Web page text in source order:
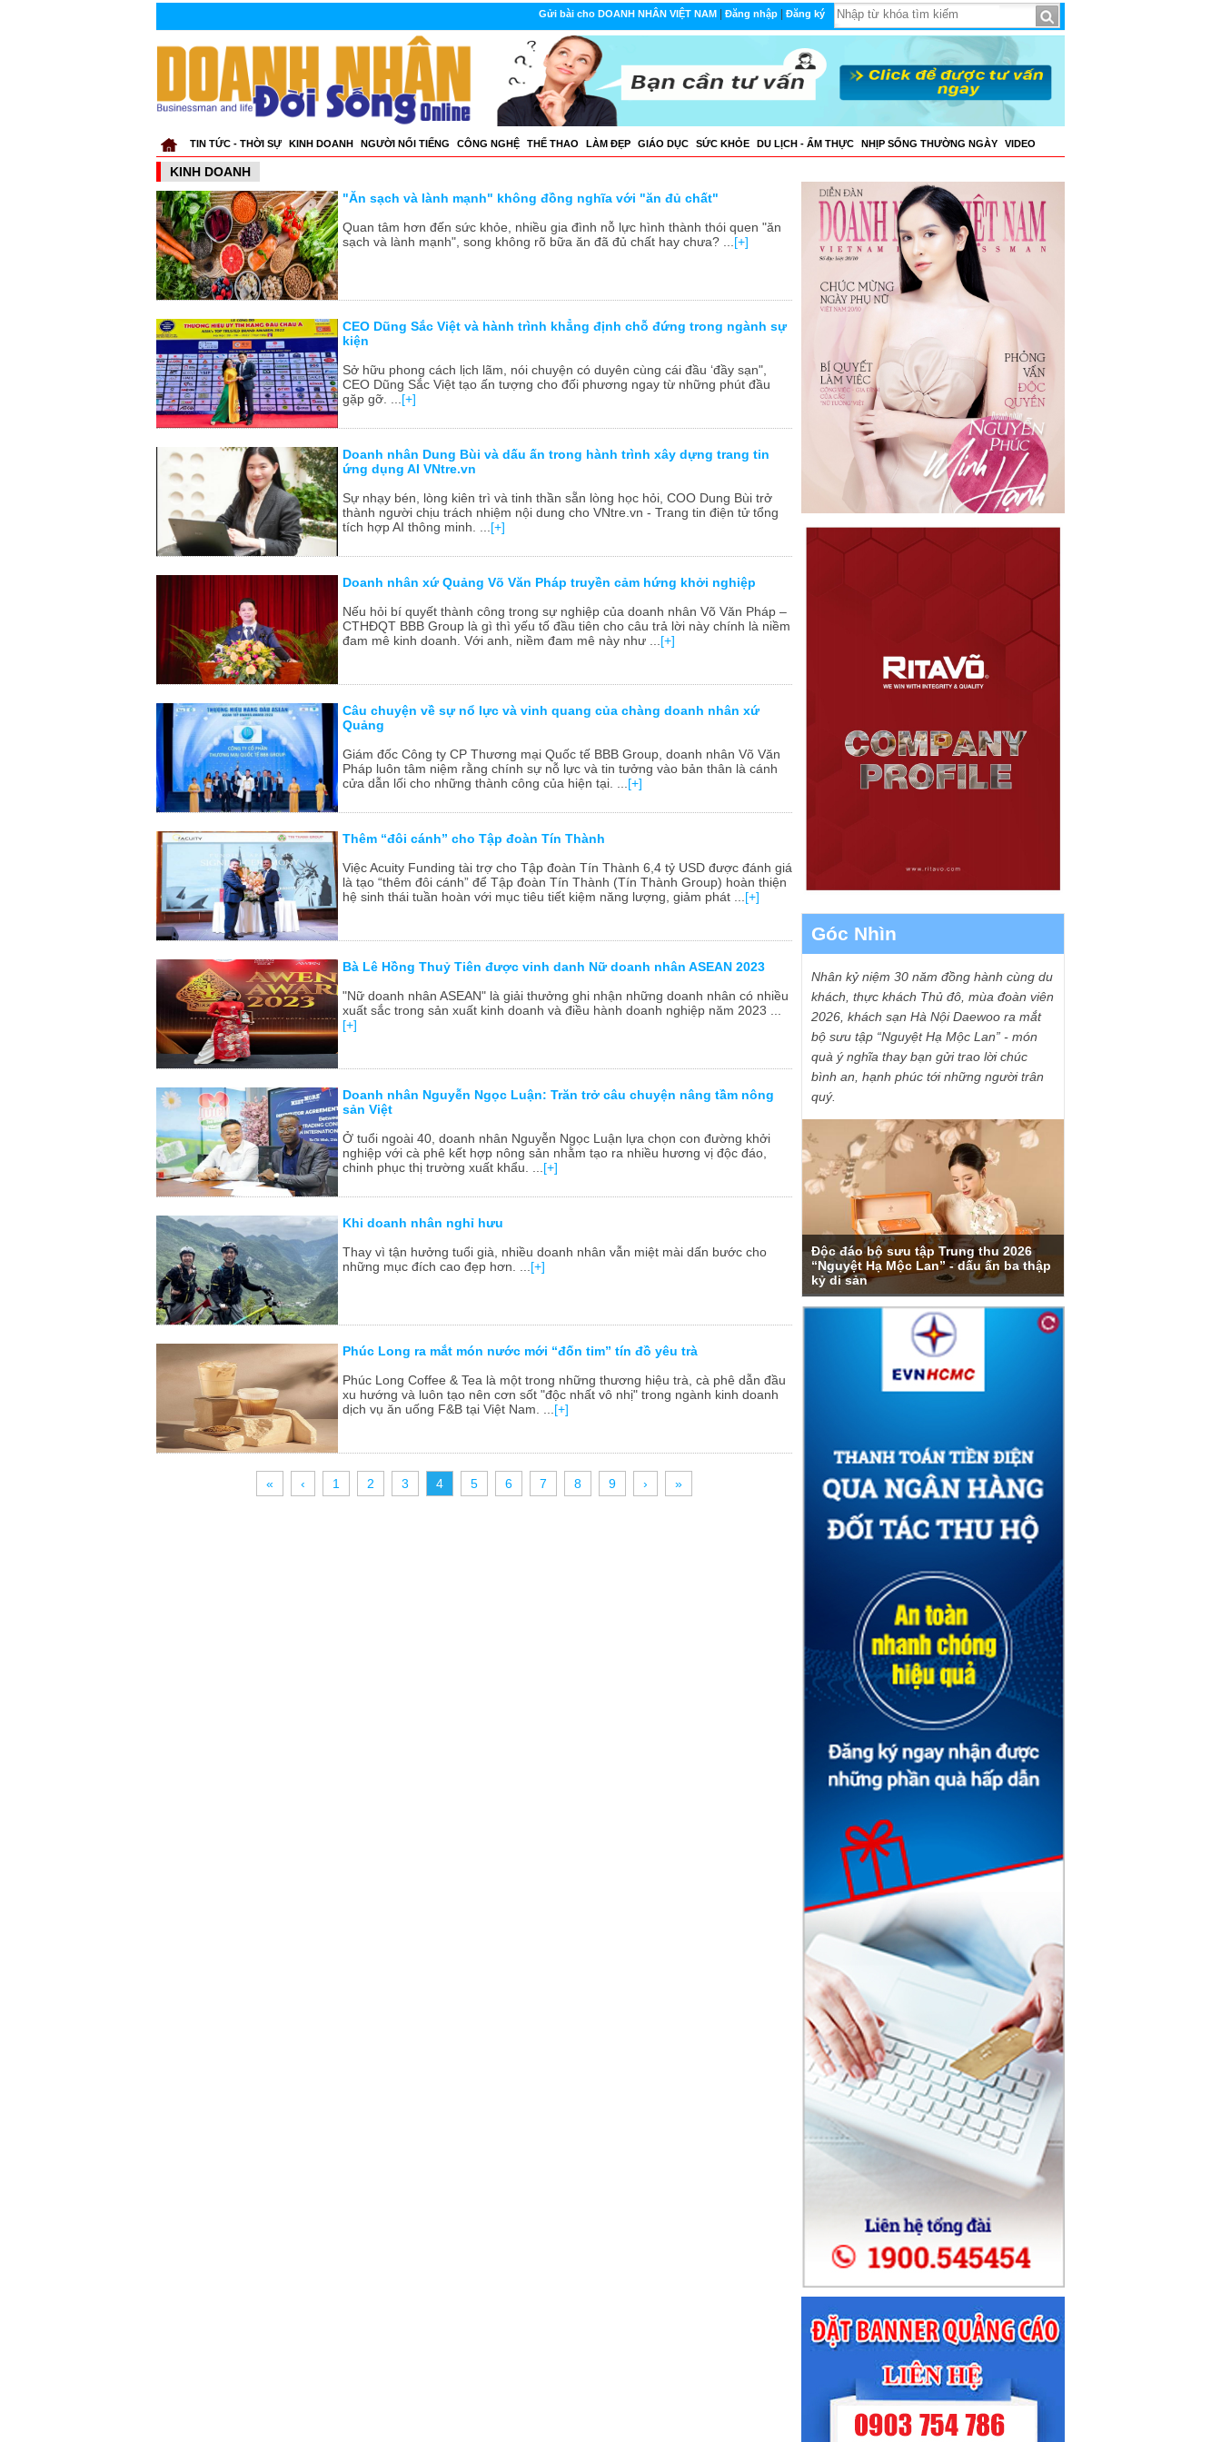
Gửi bài cho DOANH NHÂN VIỆT NAM| Đăng nhập| Đăng ký
TIN TỨC - THỜI SỰ KINH DOANH NGƯỜI NỔI TIẾNG CÔNG NGHỆ THẾ THAO LÀM ĐẸP GIÁO DỤC SỨC KHỎE DU LỊCH - ẨM THỰC NHỊP SỐNG THƯỜNG NGÀY VIDEO
KINH DOANH
"Ăn sạch và lành mạnh" không đồng nghĩa với "ăn đủ chất"
Quan tâm hơn đến sức khỏe, nhiều gia đình nỗ lực hình thành thói quen "ăn
sạch và lành mạnh", song không rõ bữa ăn đã đủ chất hay chưa? ... [+]
CEO Dũng Sắc Việt và hành trình khẳng định chỗ đứng trong ngành sự
kiện
Sở hữu phong cách lịch lãm, nói chuyện có duyên cùng cái đầu ‘đầy sạn",
CEO Dũng Sắc Việt tạo ấn tượng cho đối phương ngay từ những phút đầu
gặp gỡ. ... [+]
Doanh nhân Dung Bùi và dấu ấn trong hành trình xây dựng trang tin
ứng dụng AI VNtre.vn
Sự nhạy bén, lòng kiên trì và tinh thần sẵn lòng học hỏi, COO Dung Bùi trở
thành người chịu trách nhiệm nội dung cho VNtre.vn - Trang tin điện tử tổng
tích hợp AI thông minh. ... [+]
Doanh nhân xứ Quảng Võ Văn Pháp truyền cảm hứng khởi nghiệp
Nếu hỏi bí quyết thành công trong sự nghiệp của doanh nhân Võ Văn Pháp –
CTHĐQT BBB Group là gì thì yếu tố đầu tiên cho câu trả lời này chính là niềm
đam mê kinh doanh. Với anh, niềm đam mê này như ... [+]
Câu chuyện về sự nổ lực và vinh quang của chàng doanh nhân xứ
Quảng
Giám đốc Công ty CP Thương mại Quốc tế BBB Group, doanh nhân Võ Văn
Pháp luôn tâm niệm rằng chính sự nỗ lực và tin tưởng vào bản thân là cánh
cửa dẫn lối cho những thành công của hiện tại. ... [+]
Thêm “đôi cánh” cho Tập đoàn Tín Thành
Việc Acuity Funding tài trợ cho Tập đoàn Tín Thành 6,4 tỷ USD được đánh giá
là tạo “thêm đôi cánh” để Tập đoàn Tín Thành (Tín Thành Group) hoàn thiện
hệ sinh thái tuần hoàn với mục tiêu tiết kiệm năng lượng, giảm phát ... [+]
Bà Lê Hồng Thuỷ Tiên được vinh danh Nữ doanh nhân ASEAN 2023
"Nữ doanh nhân ASEAN" là giải thưởng ghi nhận những doanh nhân có nhiều
xuất sắc trong sản xuất kinh doanh và điều hành doanh nghiệp năm 2023 ...
[+]
Doanh nhân Nguyễn Ngọc Luận: Trăn trở câu chuyện nâng tầm nông
sản Việt
Ở tuổi ngoài 40, doanh nhân Nguyễn Ngọc Luận lựa chọn con đường khởi
nghiệp với cà phê kết hợp nông sản nhằm tạo ra nhiều hương vị độc đáo,
chinh phục thị trường xuất khẩu. ... [+]
Khi doanh nhân nghỉ hưu
Thay vì tận hưởng tuổi già, nhiều doanh nhân vẫn miệt mài dấn bước cho
những mục đích cao đẹp hơn. ... [+]
Phúc Long ra mắt món nước mới “đốn tim” tín đồ yêu trà
Phúc Long Coffee & Tea là một trong những thương hiệu trà, cà phê dẫn đầu
xu hướng và luôn tạo nên cơn sốt "độc nhất vô nhị" trong ngành kinh doanh
dịch vụ ăn uống F&B tại Việt Nam. ... [+]
« ‹ 1 2 3 4 5 6 7 8 9 › »
Góc Nhìn
Nhân kỷ niệm 30 năm đồng hành cùng du
khách, thực khách Thủ đô, mùa đoàn viên
2026, khách sạn Hà Nội Daewoo ra mắt
bộ sưu tập “Nguyệt Hạ Mộc Lan” - món
quà ý nghĩa thay bạn gửi trao lời chúc
bình an, hạnh phúc tới những người trân
quý.
Độc đáo bộ sưu tập Trung thu 2026
“Nguyệt Hạ Mộc Lan” - dấu ấn ba thập
kỷ di sản